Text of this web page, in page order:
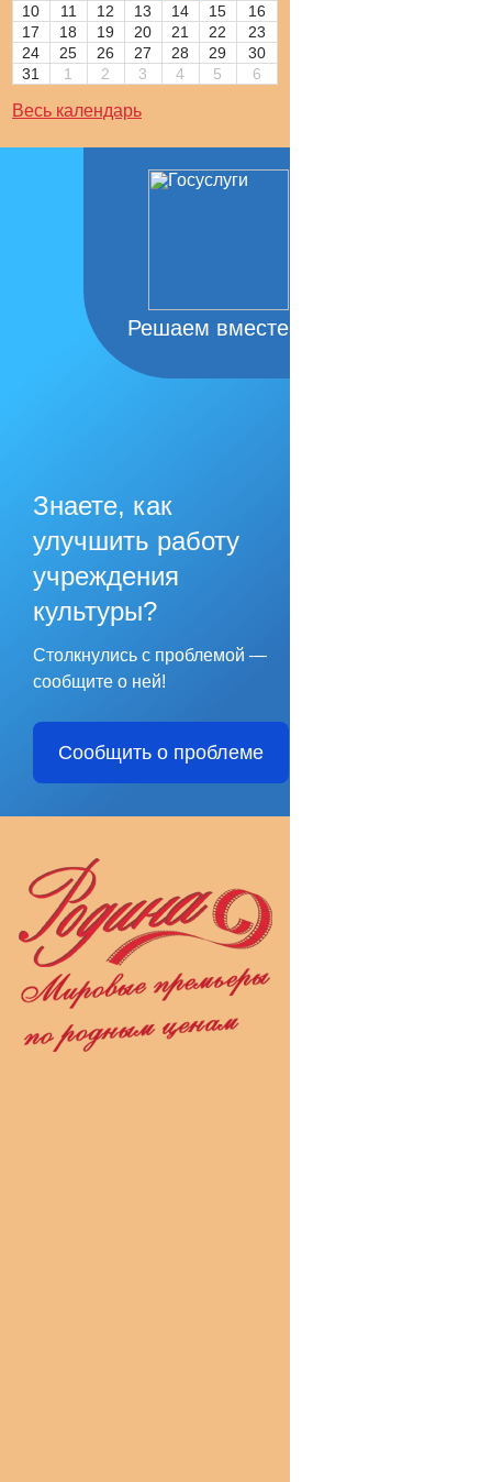
10 11 12 13 14 15
16
17
18 19 20 21 22
23
24
25 26 27 28 29
30
31
1 2 3 4 5 6
Весь календарь
Решаем вместе
Знаете, как
улучшить работу
учреждения
культуры?
Столкнулись с проблемой —
сообщите о ней!
Сообщить о проблеме